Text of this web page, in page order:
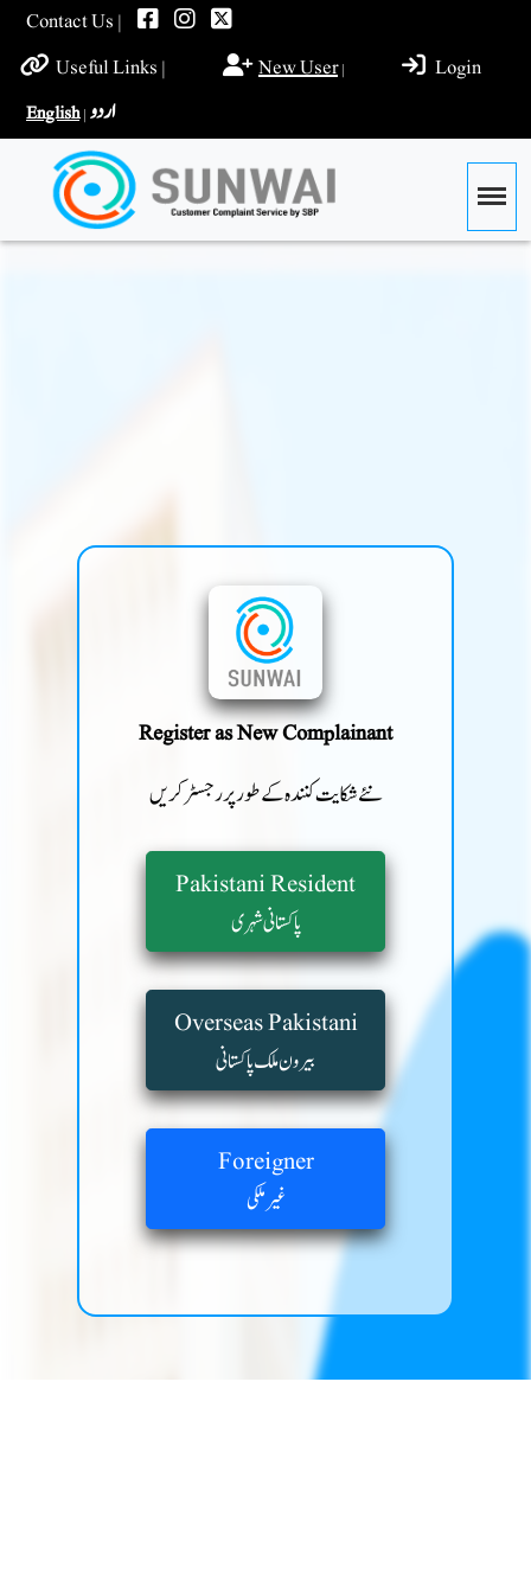
Contact Us |
Useful Links |
New User| Login
English|اردو
Register as New Complainant
نئے شکایت کنندہ کے طور پر رجسٹر کریں
Pakistani Resident
پاکستانی شہری
Overseas Pakistani
بیرون ملک پاکستانی
Foreigner
غیر ملکی